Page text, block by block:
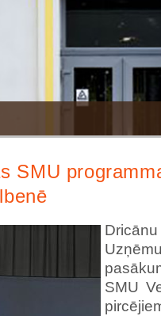
SMU
SMU